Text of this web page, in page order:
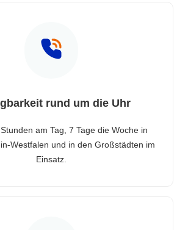
rund um die Uhr
am Tag, 7 Tage die Woche in
Westfalen und in den Großstädten im
Einsatz.